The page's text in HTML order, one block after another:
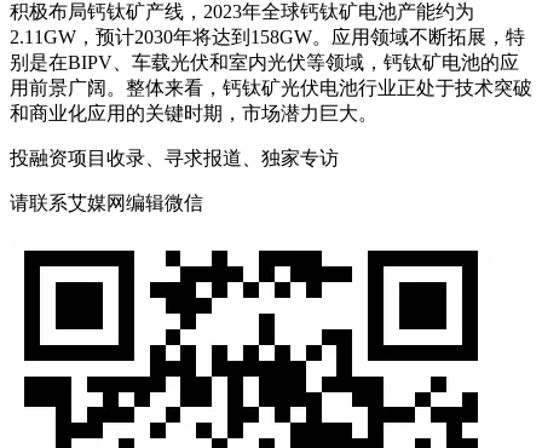
积极布局钙钛矿产线，2023年全球钙钛矿电池产能约为
2.11GW，预计2030年将达到158GW。应用领域不断拓展，特
别是在BIPV、车载光伏和室内光伏等领域，钙钛矿电池的应
用前景广阔。整体来看，钙钛矿光伏电池行业正处于技术突破
和商业化应用的关键时期，市场潜力巨大。
投融资项目收录、寻求报道、独家专访
请联系艾媒网编辑微信